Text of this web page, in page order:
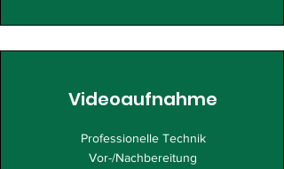
Videoaufnahme
Professionelle Technik
Vor-/Nachbereitung